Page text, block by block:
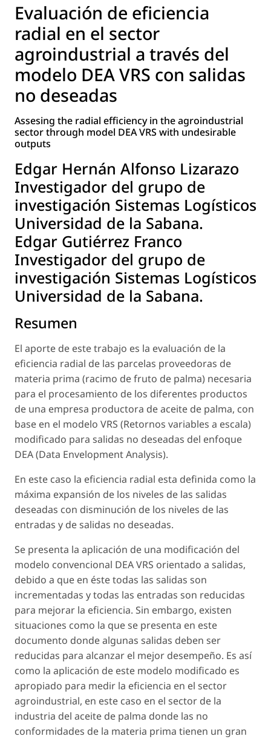
Evaluación de eficiencia
radial en el sector
agroindustrial a través del
modelo DEA VRS con salidas
no deseadas
Assesing the radial efficiency in the agroindustrial
sector through model DEA VRS with undesirable
outputs
Edgar Hernán Alfonso Lizarazo
Investigador del grupo de
investigación Sistemas Logísticos
Universidad de la Sabana.
Edgar Gutiérrez Franco
Investigador del grupo de
investigación Sistemas Logísticos
Universidad de la Sabana.
Resumen
El aporte de este trabajo es la evaluación de la
eficiencia radial de las parcelas proveedoras de
materia prima (racimo de fruto de palma) necesaria
para el procesamiento de los diferentes productos
de una empresa productora de aceite de palma, con
base en el modelo VRS (Retornos variables a escala)
modificado para salidas no deseadas del enfoque
DEA (Data Envelopment Analysis).
En este caso la eficiencia radial esta definida como la
máxima expansión de los niveles de las salidas
deseadas con disminución de los niveles de las
entradas y de salidas no deseadas.
Se presenta la aplicación de una modificación del
modelo convencional DEA VRS orientado a salidas,
debido a que en éste todas las salidas son
incrementadas y todas las entradas son reducidas
para mejorar la eficiencia. Sin embargo, existen
situaciones como la que se presenta en este
documento donde algunas salidas deben ser
reducidas para alcanzar el mejor desempeño. Es así
como la aplicación de este modelo modificado es
apropiado para medir la eficiencia en el sector
agroindustrial, en este caso en el sector de la
industria del aceite de palma donde las no
conformidades de la materia prima tienen un gran